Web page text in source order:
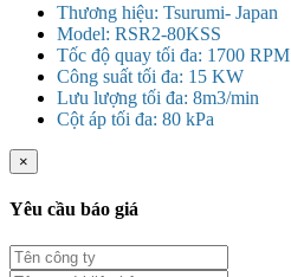
Thương hiệu: Tsurumi- Japan
Model: RSR2-80KSS
Tốc độ quay tối đa: 1700 RPM
Công suất tối đa: 15 KW
Lưu lượng tối đa: 8m3/min
Cột áp tối đa: 80 kPa
×
Yêu cầu báo giá